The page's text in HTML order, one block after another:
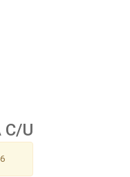
C/U